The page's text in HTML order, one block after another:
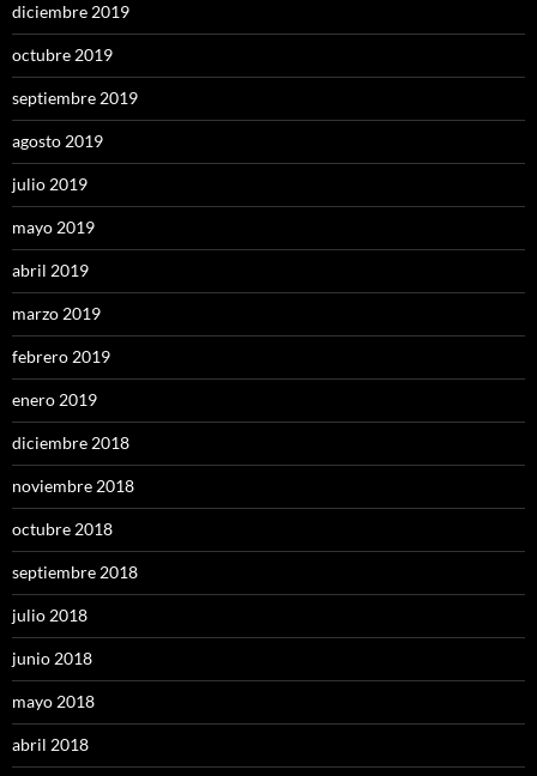
diciembre 2019
octubre 2019
septiembre 2019
agosto 2019
julio 2019
mayo 2019
abril 2019
marzo 2019
febrero 2019
enero 2019
diciembre 2018
noviembre 2018
octubre 2018
septiembre 2018
julio 2018
junio 2018
mayo 2018
abril 2018